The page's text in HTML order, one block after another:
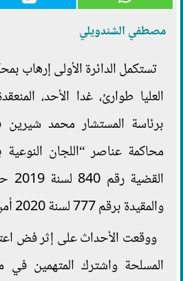
مصطفي الشندويلي
تستكمل الدائرة الأولى إرهاب
العليا طوارئ، غدا الأحد،
برئاسة المستشار محمد
محاكمة عناصر “اللجان النوعية
والمقيدة برقم 777 لسنة 2020 أمن دولة طوارئ .
ووقعت الأحداث على إثر فض
المسلحة واشترك المتهمين